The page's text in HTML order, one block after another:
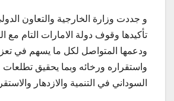
و جددت وزارة الخارجية والتعاون
تأكيدها وقوف دولة الامارات التام مع
ودعمها المتواصل لكل ما يسهم في
واستقراره ورخائه وبما يحقيق
السوداني في التنمية والازدهار